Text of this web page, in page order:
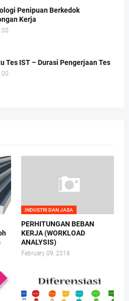
Penipuan Berkedok
Kerja
Tes IST – Durasi Pengerjaan Tes
INDUSTRI DAN JASA
PERHITUNGAN BEBAN
KERJA (WORKLOAD
ANALYSIS)
February 09, 2016